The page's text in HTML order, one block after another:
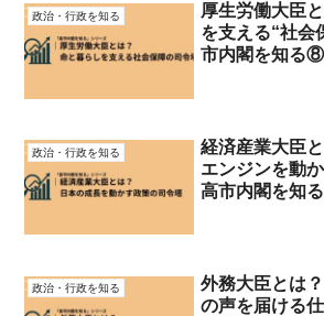
政治・行政を知る
厚生労働大臣
を支える“社会
市内閣を知る⑧
政治・行政を知る
経済産業大臣
エンジンを動
高市内閣を知
政治・行政を知る
外務大臣とは
の声を届ける